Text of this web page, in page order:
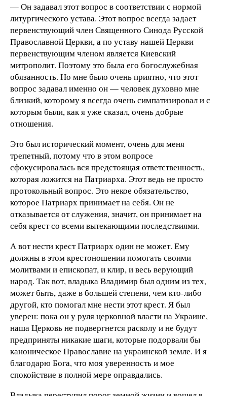
— Он задавал этот вопрос в соответствии с нормой
литургического устава. Этот вопрос всегда задает
первенствующий член Священного Синода Русской
Православной Церкви, а по уставу нашей Церкви
первенствующим членом является Киевский
митрополит. Поэтому это была его богослужебная
обязанность. Но мне было очень приятно, что этот
вопрос задавал именно он — человек духовно мне
близкий, которому я всегда очень симпатизировал и с
которым были, как я уже сказал, очень добрые
отношения.
Это был исторический момент, очень для меня
трепетный, потому что в этом вопросе
сфокусировалась вся предстоящая ответственность,
которая ложится на Патриарха. Этот ведь не просто
протокольный вопрос. Это некое обязательство,
которое Патриарх принимает на себя. Он не
отказывается от служения, значит, он принимает на
себя крест со всеми вытекающими последствиями.
А вот нести крест Патриарх один не может. Ему
должны в этом крестоношении помогать своими
молитвами и епископат, и клир, и весь верующий
народ. Так вот, владыка Владимир был одним из тех,
может быть, даже в большей степени, чем кто-либо
другой, кто помогал мне нести этот крест. Я был
уверен: пока он у руля церковной власти на Украине,
наша Церковь не подвергнется расколу и не будут
предприняты никакие шаги, которые подорвали бы
каноническое Православие на украинской земле. И я
благодарю Бога, что моя уверенность и мое
спокойствие в полной мере оправдались.